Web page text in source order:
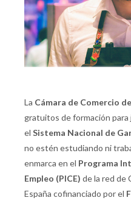
La Cámara de Comercio
gratuitos de formación
el Sistema Nacional de
no estén estudiando ni
enmarca en el Programa
Empleo (PICE) de la red de
España cofinanciado por el